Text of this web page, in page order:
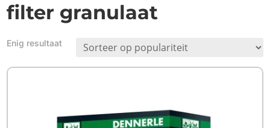
filter granulaat
Enig resultaat